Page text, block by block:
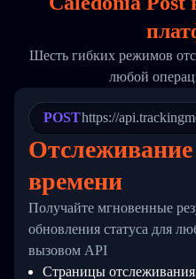
19
22
25
26
27
28
30
32
33
          },
          {
        ]
    ]
  }
Шесть гибких режимов
любой
POSThttps://
времени
Получайте мгновенные
обновления статуса для
вызовом API
Страницы отслеживания